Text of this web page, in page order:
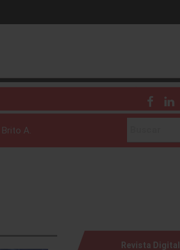
A.
Revista Digital